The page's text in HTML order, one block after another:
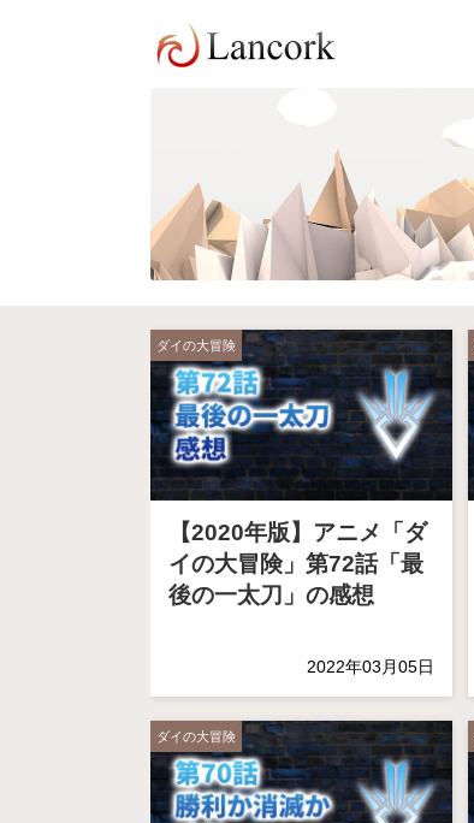
ダイの大冒険
【2020年版】アニメ「ダ
イの大冒険」第72話「最
後の一太刀」の感想
2022年03月05日
ダイの大冒険